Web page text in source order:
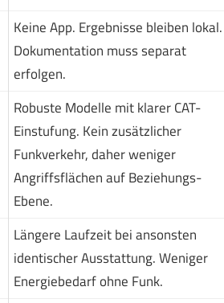
Keine App. Ergebnisse bleiben lokal.
Dokumentation muss separat
erfolgen.
Robuste Modelle mit klarer CAT-
Einstufung. Kein zusätzlicher
Funkverkehr, daher weniger
Angriffsflächen auf Beziehungs-
Ebene.
Längere Laufzeit bei ansonsten
identischer Ausstattung. Weniger
Energiebedarf ohne Funk.